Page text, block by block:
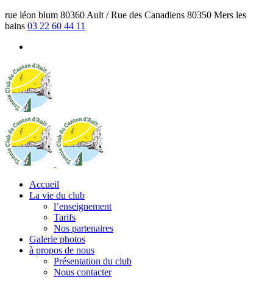
rue léon blum 80360 Ault / Rue des Canadiens 80350 Mers les
bains 03 22 60 44 11
Accueil
La vie du club
l’enseignement
Tarifs
Nos partenaires
Galerie photos
à propos de nous
Présentation du club
Nous contacter